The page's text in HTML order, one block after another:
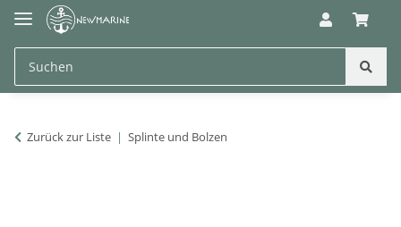
Zurück zur Liste Splinte und Bolzen